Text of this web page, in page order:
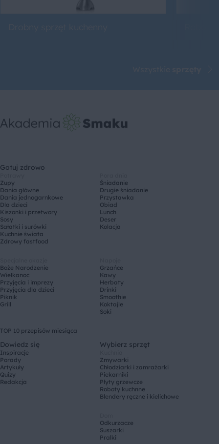
Gotuj zdrowo
Zupy
Dania główne
Dania jednogarnkowe
Dla dzieci
Kiszonki i przetwory
Sosy
Sałatki i surówki
Kuchnie świata
Zdrowy fastfood
Śniadanie
Drugie śniadanie
Przystawka
Obiad
Lunch
Deser
Kolacja
Boże Narodzenie
Wielkanoc
Przyjęcia i imprezy
Przyjęcia dla dzieci
Piknik
Grill
Grzańce
Kawy
Herbaty
Drinki
Smoothie
Koktajle
Soki
TOP 10 przepisów miesiąca
Dowiedz się
Inspiracje
Porady
Artykuły
Quizy
Redakcja
Wybierz sprzęt
Zmywarki
Chłodziarki i zamrażarki
Piekarniki
Płyty grzewcze
Roboty kuchnne
Blendery ręczne i kielichowe
Odkurzacze
Suszarki
Pralki